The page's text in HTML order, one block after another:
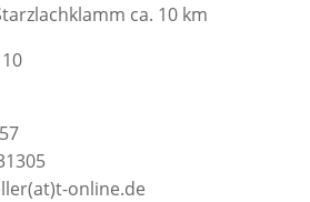
ca. 10 km
online.de